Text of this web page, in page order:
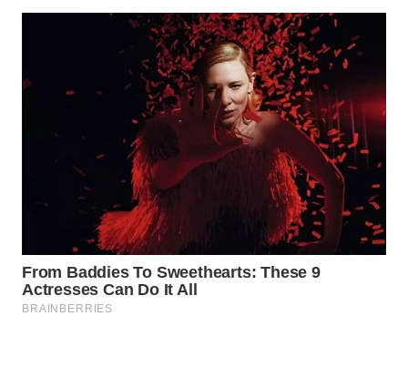
WAHANA
WISATA
WAHANA
KONSUMEN